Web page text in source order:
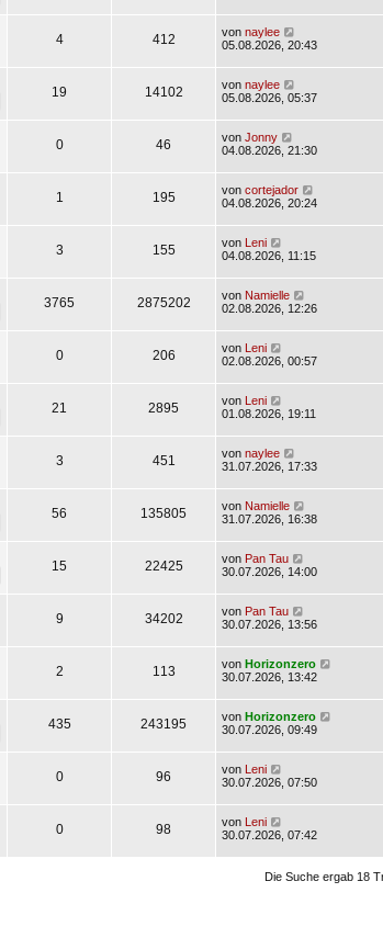
4 412 von naylee
05.08.2026, 20:43
19 14102 von naylee
05.08.2026, 05:37
0 46 von Jonny
04.08.2026, 21:30
1 195 von cortejador
04.08.2026, 20:24
3 155 von Leni
04.08.2026, 11:15
3765 2875202 von Namielle
02.08.2026, 12:26
0 206 von Leni
02.08.2026, 00:57
21 2895 von Leni
01.08.2026, 19:11
3 451 von naylee
31.07.2026, 17:33
56 135805 von Namielle
31.07.2026, 16:38
15 22425 von Pan Tau
30.07.2026, 14:00
9 34202 von Pan Tau
30.07.2026, 13:56
2 113 von Horizonzero
30.07.2026, 13:42
435 243195 von Horizonzero
30.07.2026, 09:49
0 96 von Leni
30.07.2026, 07:50
0 98 von Leni
30.07.2026, 07:42
Die Suche ergab 18